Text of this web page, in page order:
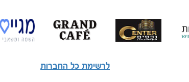
לרשימת כל החברות